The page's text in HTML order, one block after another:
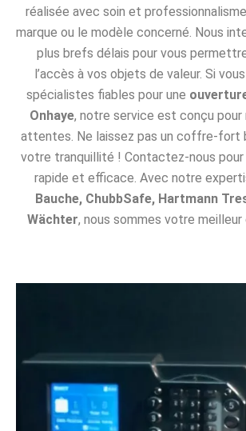
réalisée avec soin et
marque ou le modèle concerné. Nous
plus brefs délais pour vous
l’accès à vos objets de valeur. Si
spécialistes fiables pour une
Onhaye, notre service est conçu pour
attentes. Ne laissez pas un coffre-fort
votre tranquillité ! Contactez-nous pour
rapide et efficace. Avec notre
Bauche, ChubbSafe, Hartmann
Wächter, nous sommes votre meilleur